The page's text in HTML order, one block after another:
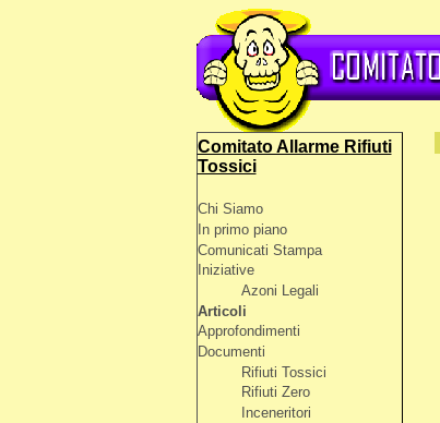
Comitato Allarme Rifiuti
Tossici
Chi Siamo
In primo piano
Comunicati Stampa
Iniziative
Azoni Legali
Articoli
Approfondimenti
Documenti
Rifiuti Tossici
Rifiuti Zero
Inceneritori